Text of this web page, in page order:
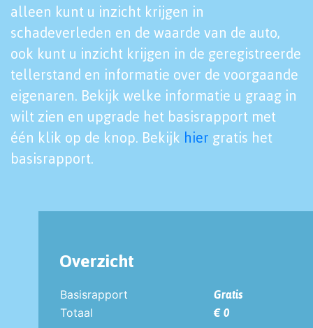
alleen kunt u inzicht krijgen in
schadeverleden en de waarde van de auto,
ook kunt u inzicht krijgen in de geregistreerde
tellerstand en informatie over de voorgaande
eigenaren. Bekijk welke informatie u graag in
wilt zien en upgrade het basisrapport met
één klik op de knop. Bekijk hier gratis het
basisrapport.
Overzicht
Basisrapport
Gratis
Totaal
€ 0